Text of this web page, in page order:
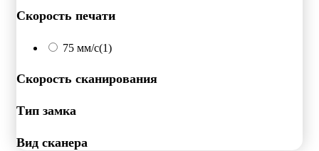
Скорость печати
75 мм/с(1)
Скорость сканирования
Тип замка
Вид сканера